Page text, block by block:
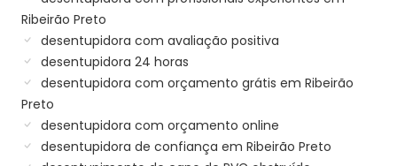
Ribeirão Preto
desentupidora com avaliação positiva
desentupidora 24 horas
desentupidora com orçamento grátis em Ribeirão
Preto
desentupidora com orçamento online
desentupidora de confiança em Ribeirão Preto